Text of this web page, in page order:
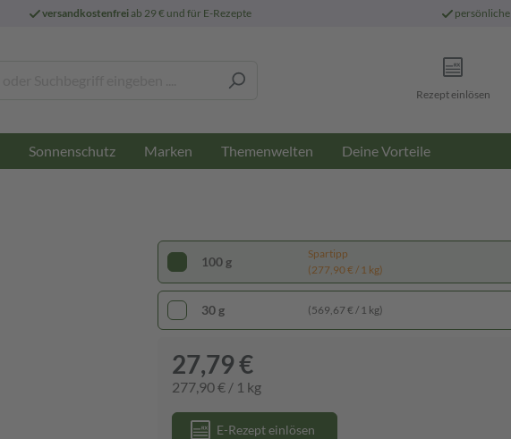
versandkostenfreiab 29 € und für E-Rezepte persönliche
Rezept einlösen
Sonnenschutz Marken Themenwelten Deine Vorteile
100 g
Spartipp
(277,90 € / 1 kg)
30 g (569,67 € / 1 kg)
27,79 €
277,90 € / 1 kg
E-Rezept einlösen